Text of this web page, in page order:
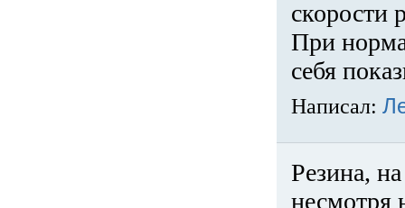
скорости
При
себя
Написал:
Резина,
несмотря